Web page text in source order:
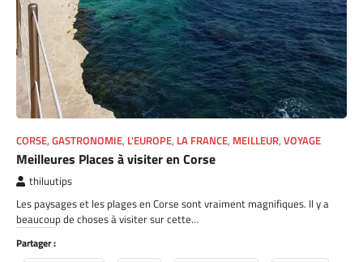
CORSE, GASTRONOMIE, L'EUROPE, LA FRANCE, MEILLEUR, VOYAGE
Meilleures Places à visiter en Corse
thiluutips
Les paysages et les plages en Corse sont vraiment magnifiques. Il y a
beaucoup de choses à visiter sur cette…
Partager :